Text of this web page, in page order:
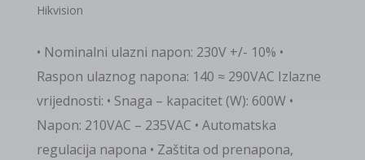
Hikvision
• Nominalni ulazni napon: 230V +/- 10% •
Raspon ulaznog napona: 140 ≈ 290VAC Izlazne
vrijednosti: • Snaga – kapacitet (W): 600W •
Napon: 210VAC – 235VAC • Automatska
regulacija napona • Zaštita od prenapona,